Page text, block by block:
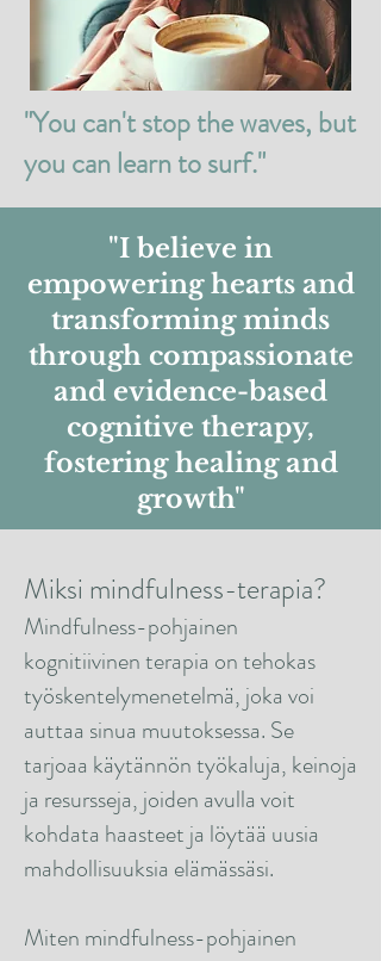
"You can't stop the waves, but
you can learn to surf."
"I believe in
empowering hearts and
transforming minds
through compassionate
and evidence-based
cognitive therapy,
fostering healing and
growth"
Miksi mindfulness-terapia?
Mindfulness-pohjainen
kognitiivinen terapia on tehokas
työskentelymenetelmä, joka voi
auttaa sinua muutoksessa. Se
tarjoaa käytännön työkaluja, keinoja
ja resursseja, joiden avulla voit
kohdata haasteet ja löytää uusia
mahdollisuuksia elämässäsi.
Miten mindfulness-pohjainen